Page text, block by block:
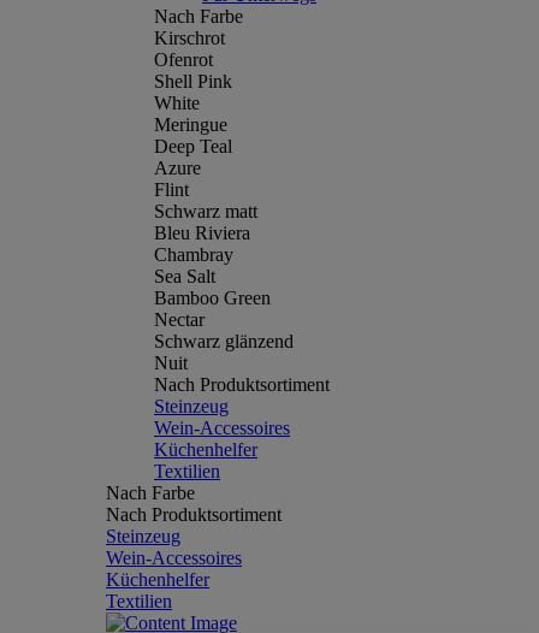
Nach Farbe
Kirschrot
Ofenrot
Shell Pink
White
Meringue
Deep Teal
Azure
Flint
Schwarz matt
Bleu Riviera
Chambray
Sea Salt
Bamboo Green
Nectar
Schwarz glänzend
Nuit
Nach Produktsortiment
Steinzeug
Wein-Accessoires
Küchenhelfer
Textilien
Nach Farbe
Nach Produktsortiment
Steinzeug
Wein-Accessoires
Küchenhelfer
Textilien